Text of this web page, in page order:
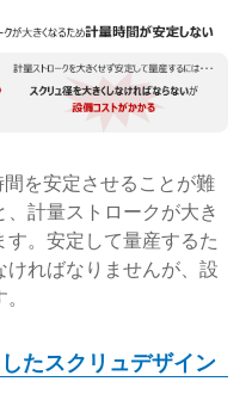
を安定させることが難
計量ストロークが大き
。安定して量産するた
ればなりませんが、設
たスクリュデザイン